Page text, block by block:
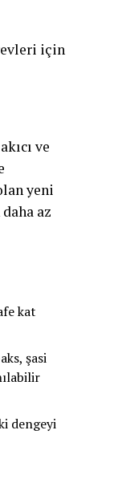
için
ve
yeni
az
kat
şasi
dengeyi